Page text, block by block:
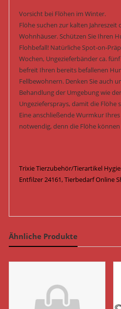
Vorsicht bei Flöhen im Winter.
Flöhe suchen zur kalten Jahreszeit
Wohnhäuser. Schützen Sie Ihren
Flohbefall! Natürliche Spot-on-
Wochen, Ungezieferbänder ca.
befreit Ihren bereits befallenen
Fellbewohnern. Denken Sie auch
Behandlung der Umgebung wie
Ungeziefersprays, damit die Flöhe
Eine anschließende Wurmkur
notwendig, denn die Flöhe
Trixie Tierzubehör/Tierartikel
Entfilzer 24161, Tierbedarf Online
Ähnliche Produkte